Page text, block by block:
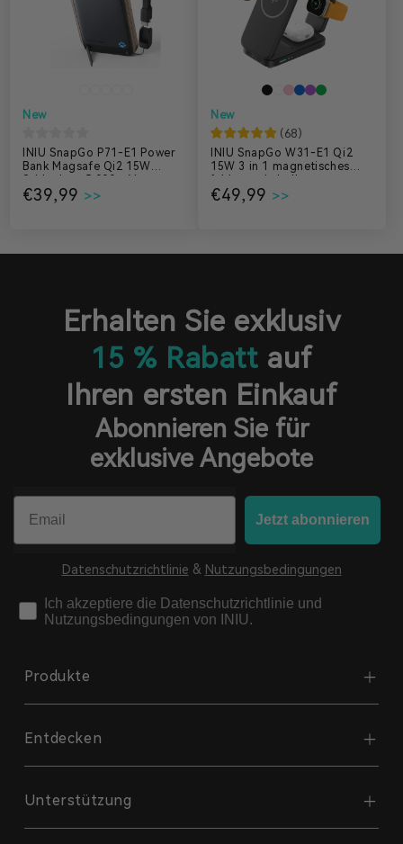
New
INIU SnapGo P71-E1 Power
Bank Magsafe Qi2 15W
€39,99
New
( 68)
INIU SnapGo W31-E1 Qi2
15W 3 in 1 magnetisches
Ladegerät
€49,99
Erhalten Sie exklusiv
15 % Rabatt auf
Ihren ersten Einkauf
Abonnieren Sie für
exklusive Angebote
Email
Jetzt abonnieren
Datenschutzrichtlinie & Nutzungsbedingungen
checkIch akzeptiere die Datenschutzrichtlinie und
Nutzungsbedingungen von INIU.
Produkte
Drahtloses Ladegerät
Entdecken
Unterstützung